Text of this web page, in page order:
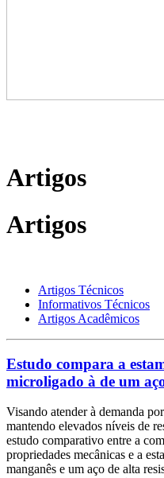
Artigos
Artigos
Artigos Técnicos
Informativos Técnicos
Artigos Acadêmicos
Estudo compara a
microligado à de um
Visando atender à demanda
mantendo elevados níveis de
estudo comparativo entre a
propriedades mecânicas e a
manganês e um aço de alta